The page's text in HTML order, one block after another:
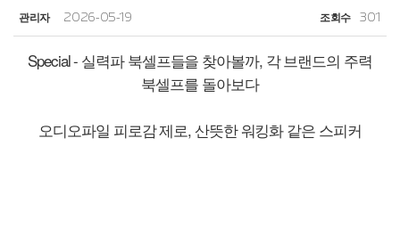
관리자 2026-05-19 조회수 301
Special - 실력파 북셀프들을 찾아볼까, 각 브랜드의 주력
북셀프를 돌아보다
오디오파일 피로감 제로, 산뜻한 워킹화 같은 스피커